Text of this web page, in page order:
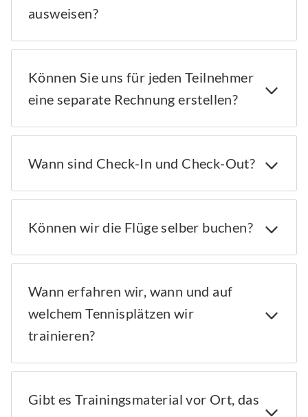
ausweisen?
Können Sie uns für jeden Teilnehmer
eine separate Rechnung erstellen?
Wann sind Check-In und Check-Out?
Können wir die Flüge selber buchen?
Wann erfahren wir, wann und auf
welchem Tennisplätzen wir
trainieren?
Gibt es Trainingsmaterial vor Ort, das